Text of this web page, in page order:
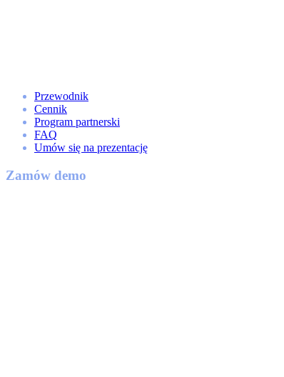
Przewodnik
Cennik
Program partnerski
FAQ
Umów się na prezentację
Zamów demo